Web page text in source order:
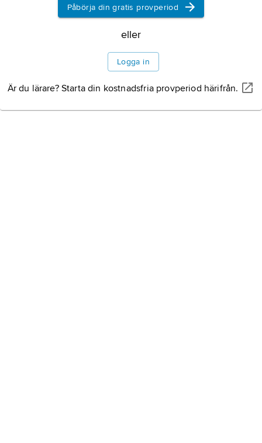
Påbörja din gratis provperiod
eller
Logga in
Är du lärare? Starta din kostnadsfria provperiod härifrån.